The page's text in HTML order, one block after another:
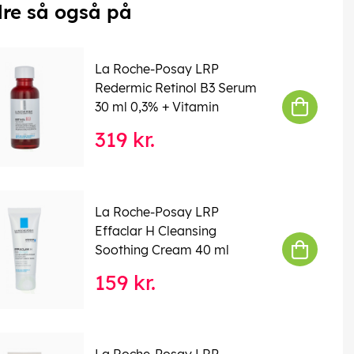
så også på
La Roche-Posay LRP
Redermic Retinol B3 Serum
30 ml 0,3% + Vitamin
319 kr.
La Roche-Posay LRP
Effaclar H Cleansing
Soothing Cream 40 ml
159 kr.